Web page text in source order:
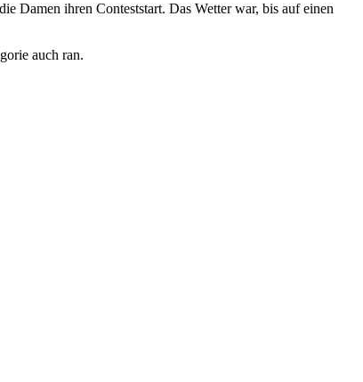
Damen ihren Conteststart. Das Wetter war, bis auf einen
auch ran.